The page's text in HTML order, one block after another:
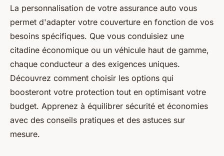
Personnalisation assurance
auto : adaptez votre
couverture idéale
Léon•30 octobre 2024•5 min de lecture
La personnalisation de votre assurance auto vous
permet d'adapter votre couverture en fonction de vos
besoins spécifiques. Que vous conduisiez une
citadine économique ou un véhicule haut de gamme,
chaque conducteur a des exigences uniques.
Découvrez comment choisir les options qui
boosteront votre protection tout en optimisant votre
budget. Apprenez à équilibrer sécurité et économies
avec des conseils pratiques et des astuces sur
mesure.